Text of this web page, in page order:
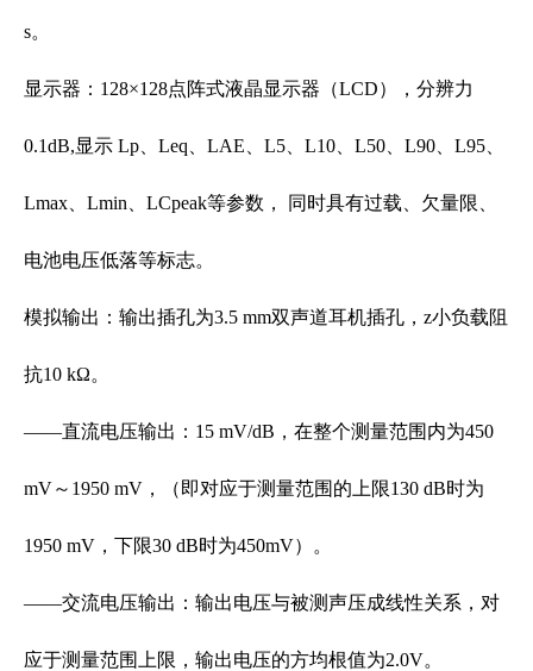
s。
显示器：128×128点阵式液晶显示器（LCD），分辨力
0.1dB,显示 Lp、Leq、LAE、L5、L10、L50、L90、L95、
Lmax、Lmin、LCpeak等参数， 同时具有过载、欠量限、
电池电压低落等标志。
模拟输出：输出插孔为3.5 mm双声道耳机插孔，z小负载阻
抗10 kΩ。
——直流电压输出：15 mV/dB，在整个测量范围内为450
mV～1950 mV，（即对应于测量范围的上限130 dB时为
1950 mV，下限30 dB时为450mV）。
——交流电压输出：输出电压与被测声压成线性关系，对
应于测量范围上限，输出电压的方均根值为2.0V。